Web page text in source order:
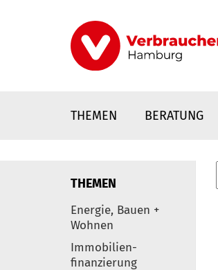
THEMEN BERATUNG
Elemente
THEMEN
Energie, Bauen +
Wohnen
Immobilien-
finanzierung